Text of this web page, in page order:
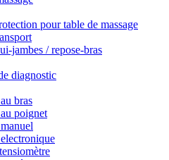
pour table de massage
jambes / repose-bras
diagnostic
bras
poignet